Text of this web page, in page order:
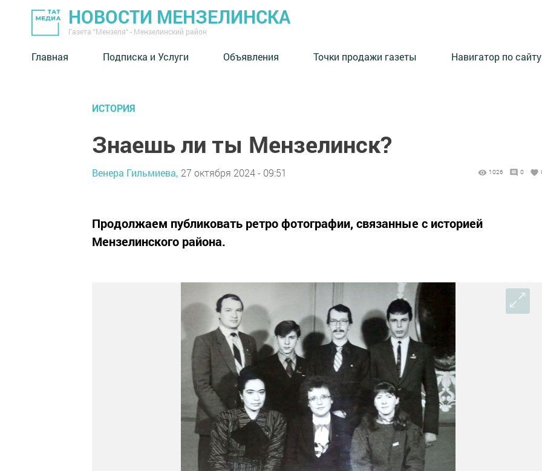
НОВОСТИ МЕНЗЕЛИНСКА
Газета "Мензеля" - Мензелинский район
Главная Подписка и Услуги Объявления Точки продажи газеты Навигатор по сайту
ИСТОРИЯ
Знаешь ли ты Мензелинск?
Венера Гильмиева, 27 октября 2024 - 09:51 1026 0
Продолжаем публиковать ретро фотографии, связанные с историей
Мензелинского района.